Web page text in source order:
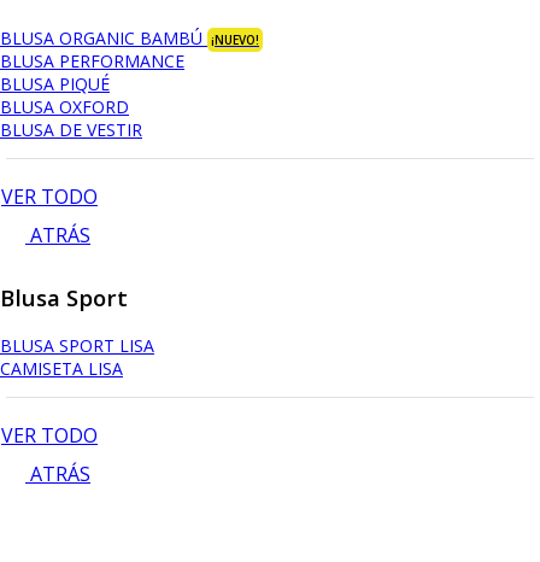
BLUSA ORGANIC BAMBÚ ¡NUEVO!
BLUSA PERFORMANCE
BLUSA PIQUÉ
BLUSA OXFORD
BLUSA DE VESTIR
VER TODO
ATRÁS
Blusa Sport
BLUSA SPORT LISA
CAMISETA LISA
VER TODO
ATRÁS